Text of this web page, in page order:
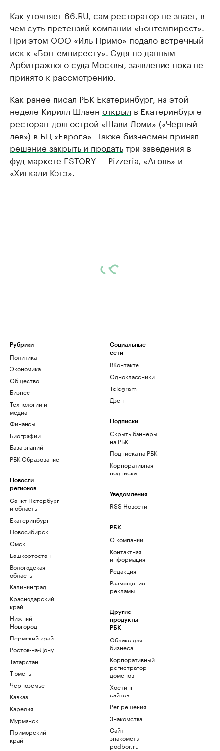
Как уточняет 66.RU, сам ресторатор не знает, в
чем суть претензий компании «Бонтемпирест».
При этом ООО «Иль Примо» подало встречный
иск к «Бонтемпиресту». Судя по данным
Арбитражного суда Москвы, заявление пока не
принято к рассмотрению.
Как ранее писал РБК Екатеринбург, на этой
неделе Кирилл Шлаен открыл в Екатеринбурге
ресторан-долгострой «Шави Ломи» («Черный
лев») в БЦ «Европа». Также бизнесмен принял
решение закрыть и продатьтри заведения в
фуд-маркете ESTORY — Pizzeria, «Агонь» и
«Хинкали Котэ».
Рубрики
Политика
Экономика
Общество
Бизнес
Технологии и
медиа
Финансы
Биографии
База знаний
РБК Образование
Новости
регионов
Санкт-Петербург
и область
Екатеринбург
Новосибирск
Омск
Башкортостан
Вологодская
область
Калининград
Краснодарский
край
Нижний
Новгород
Пермский край
Ростов-на-Дону
Татарстан
Тюмень
Черноземье
Кавказ
Карелия
Мурманск
Приморский
край
Социальные
сети
ВКонтакте
Одноклассники
Telegram
Дзен
Подписки
Скрыть баннеры
на РБК
Подписка на РБК
Корпоративная
подписка
Уведомления
RSS Новости
РБК
О компании
Контактная
информация
Редакция
Размещение
рекламы
Другие
продукты
РБК
Облако для
бизнеса
Корпоративный
регистратор
доменов
Хостинг
сайтов
Рег.решения
Знакомства
Сайт
знакомств
podbor.ru